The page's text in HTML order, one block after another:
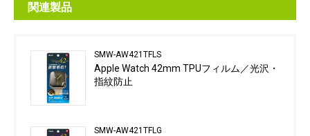
関連製品
SMW-AW421TFLS
Apple Watch 42mm TPUフィルム／光沢・
指紋防止
SMW-AW421TFLG